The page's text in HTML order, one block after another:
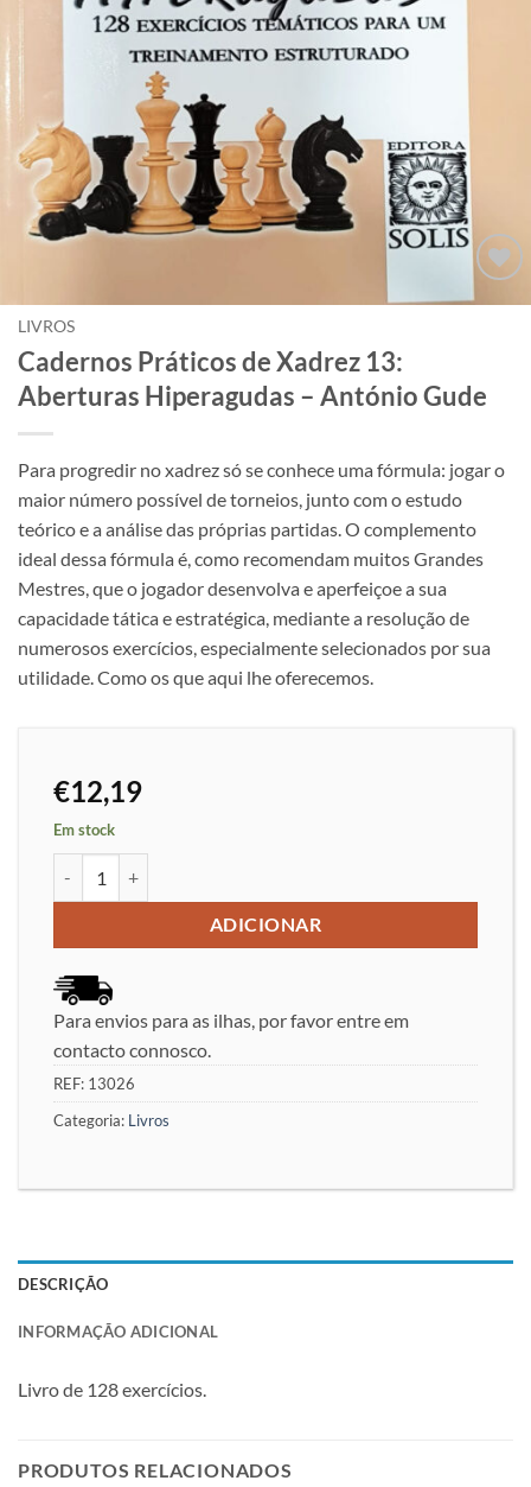
Adicionar
LIVROS
Cadernos Práticos de Xadrez 13:
Aberturas Hiperagudas – António Gude
Para progredir no xadrez só se conhece uma fórmula: jogar o
maior número possível de torneios, junto com o estudo
teórico e a análise das próprias partidas. O complemento
ideal dessa fórmula é, como recomendam muitos Grandes
Mestres, que o jogador desenvolva e aperfeiçoe a sua
capacidade tática e estratégica, mediante a resolução de
numerosos exercícios, especialmente selecionados por sua
utilidade. Como os que aqui lhe oferecemos.
€12,19
Em stock
ADICIONAR
Para envios para as ilhas, por favor entre em
contacto connosco.
REF: 13026
Categoria: Livros
DESCRIÇÃO
INFORMAÇÃO ADICIONAL
Livro de 128 exercícios.
PRODUTOS RELACIONADOS